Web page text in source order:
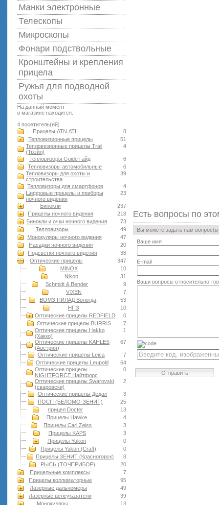
Манки электронные
Телескопы
Микроскопы
Фонари подствольные
Кронштейны и крепления
прицела
Ружья для подводной
оxоты
На данный момент
в магазине находится:
4 посетитель(ей)
8
Прицелы ATN АТН
51
Тепловизионные прицелы
4
Тепловизионные прицелы Trail
(Трэйл)
6
Тепловизоры Guide Гайд
6
Тепловизоры автомобильные
39
Тепловизоры для охоты и
строительства
4
Тепловизоры для смартфонов
23
Цифровые прицелы и приборы
ночного видения
237
Бинокли
218
Прицелы ночного видения
73
Бинокли и очки ночного видения
49
Тепловизоры
47
Монокуляры ночного видения
20
Насадки ночного видения
38
Подсветки ночного видения
347
Оптические прицелы
10
MINOX
31
Nikon
9
Schmidt & Bender
7
VIXEN
53
ВОМЗ ПИЛАД Вологда
10
НПЗ
0
Оптические прицелы REDFIELD
7
Оптические прицелы BURRIS
1
Оптические прицелы Hakko
(Хакко)
67
Оптические прицелы KAHLES
(Австрия)
7
Оптические прицелы Leica
64
Оптические прицелы Leupold
0
Оптические прицелы
NIGHTFORCE Найтфорс
2
Оптические прицелы Swarovski
(сваровски)
3
Оптические прицелы Дедал
25
ПОСП (БЕЛОМО-ЗЕНИТ)
13
прицел Docter
4
Прицелы Hawke
3
Прицелы Carl Zeiss
3
Прицелы KAPS
0
Прицелы Yukon
0
Прицелы Yukon (Craft)
8
Прицелы ЗЕНИТ (Красногорск)
20
РЫСЬ (ТОЧПРИБОР)
7
Прицельные комплексы
95
Прицелы коллиматорные
49
Лазерные дальномеры
39
Лазерные целеуказатели
13
Монокуляры
Есть вопросы по
Вы можете задать нам
Ваше имя
E-mail
Ваши вопросы относительно
Отправить